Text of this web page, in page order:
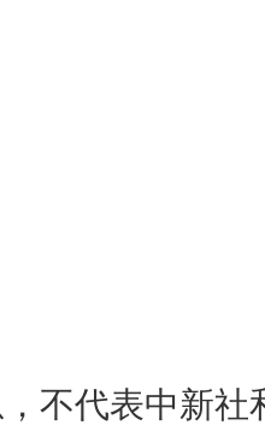
不代表中新